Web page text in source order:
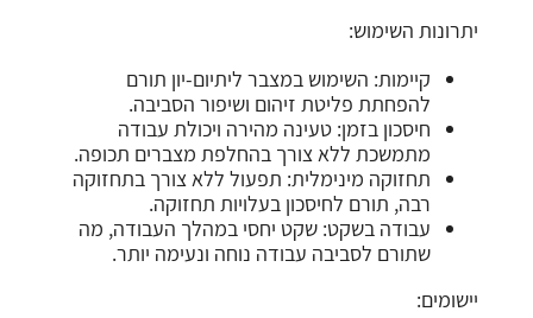
יתרונות השימוש:
קיימות: השימוש במצבר ליתיום-יון תורם
להפחתת פליטת זיהום ושיפור הסביבה.
חיסכון בזמן: טעינה מהירה ויכולת עבודה
מתמשכת ללא צורך בהחלפת מצברים תכופה.
תחזוקה מינימלית: תפעול ללא צורך בתחזוקה
רבה, תורם לחיסכון בעלויות תחזוקה.
עבודה בשקט: שקט יחסי במהלך העבודה, מה
שתורם לסביבה עבודה נוחה ונעימה יותר.
יישומים: